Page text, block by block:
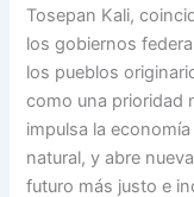
Tosepan Kali,
los gobiernos
los pueblos
como una prioridad
impulsa la
natural, y abre
futuro más justo e